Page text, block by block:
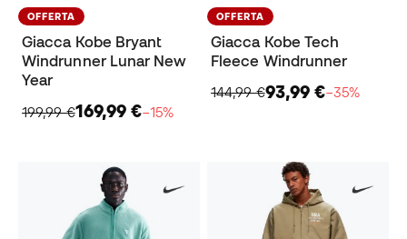
OFFERTA
Giacca Kobe Bryant
Windrunner Lunar New
Year
199,99 €169,99 €−15%
OFFERTA
Giacca Kobe Tech
Fleece Windrunner
144,99 €93,99 €−35%